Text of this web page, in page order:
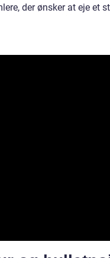
der ønsker at eje et